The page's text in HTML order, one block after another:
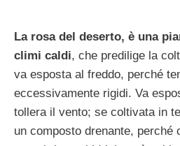
La rosa del deserto, è una
climi caldi, che predilige la
va esposta al freddo, perché
eccessivamente rigidi. Va
tollera il vento; se coltivata in
un composto drenante, perché